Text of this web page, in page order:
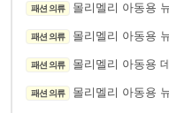
패션 의류 몰리멜리 아동용
패션 의류 몰리멜리 아동용
패션 의류 몰리멜리 아동용
패션 의류 몰리멜리 아동용